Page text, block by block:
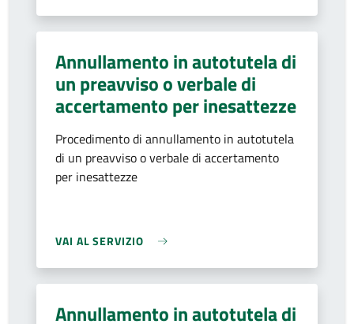
Annullamento in autotutela di
un preavviso o verbale di
accertamento per inesattezze
Procedimento di annullamento in autotutela
di un preavviso o verbale di accertamento
per inesattezze
VAI AL SERVIZIO
Annullamento in autotutela di